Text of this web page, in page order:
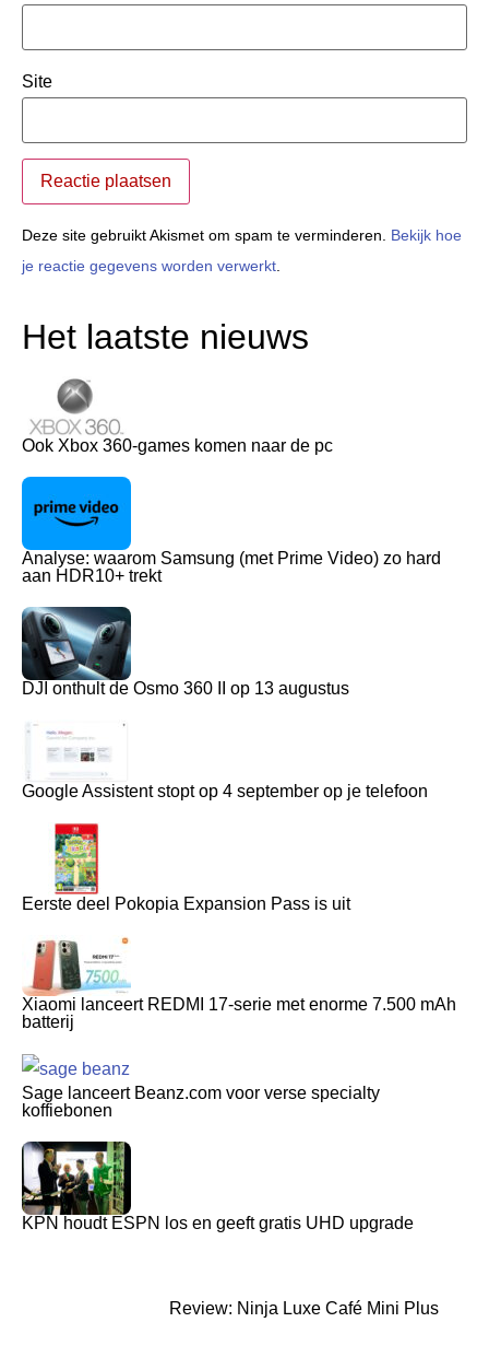
Site
Deze site gebruikt Akismet om spam te verminderen. Bekijk hoe
je reactie gegevens worden verwerkt.
Het laatste nieuws
Ook Xbox 360-games komen naar de pc
Analyse: waarom Samsung (met Prime Video) zo hard
aan HDR10+ trekt
DJI onthult de Osmo 360 II op 13 augustus
Google Assistent stopt op 4 september op je telefoon
Eerste deel Pokopia Expansion Pass is uit
Xiaomi lanceert REDMI 17-serie met enorme 7.500 mAh
batterij
Sage lanceert Beanz.com voor verse specialty
koffiebonen
KPN houdt ESPN los en geeft gratis UHD upgrade
Review: Ninja Luxe Café Mini Plus